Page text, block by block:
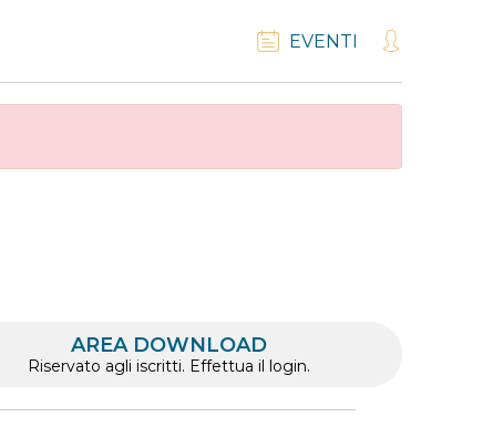
EVENTI
AREA DOWNLOAD
Riservato agli iscritti. Effettua il login.